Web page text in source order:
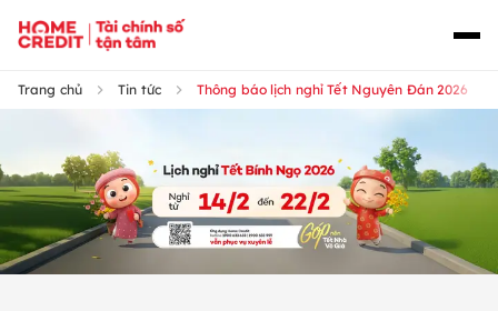
Trang chủ Tin tức Thông báo lịch nghỉ Tết Nguyên Đán 2026